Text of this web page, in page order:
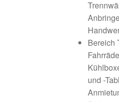
Konzeptrealisierung
KULTUR & TOURISMUS
Die Burgenstraße
Bereich
und -